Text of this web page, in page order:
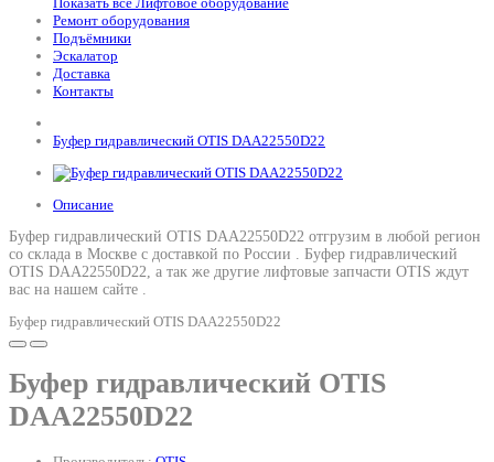
Ремонт оборудования
Подъёмники
Эскалатор
Доставка
Контакты
Буфер гидравлический OTIS DAA22550D22
Описание
Буфер гидравлический OTIS DAA22550D22 отгрузим в любой регион
со склада в Москве с доставкой по России . Буфер гидравлический
OTIS DAA22550D22, а так же другие лифтовые запчасти OTIS ждут
вас на нашем сайте .
Буфер гидравлический OTIS DAA22550D22
Буфер гидравлический OTIS
DAA22550D22